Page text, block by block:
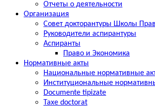
Отчеты о деятельности
Организация
Совет докторантуры Школы
Руководители аспирантуры
Аспиранты
Право и Экономика
Нормативные акты
Национальные нормативные
Институциональные
Documente tipizate
Taxe doctorat